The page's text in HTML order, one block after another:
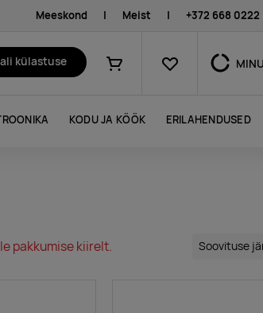
Meeskond | Meist | +372 668 0222
külastuse
Ostukorv
Lemmikud
KODU JA KÖÖK ERILAHENDUSED
pakkumise kiirelt.